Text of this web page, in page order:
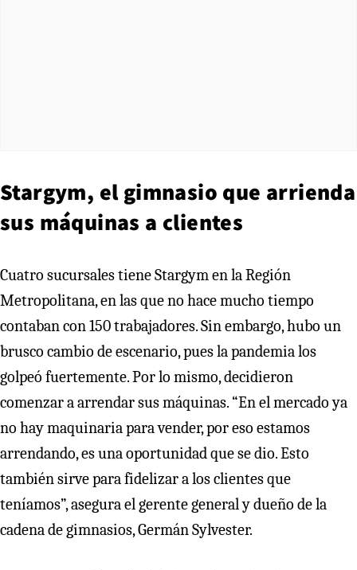
Stargym, el gimnasio que arrienda
sus máquinas a clientes
Cuatro sucursales tiene Stargym en la Región
Metropolitana, en las que no hace mucho tiempo
contaban con 150 trabajadores. Sin embargo, hubo un
brusco cambio de escenario, pues la pandemia los
golpeó fuertemente. Por lo mismo, decidieron
comenzar a arrendar sus máquinas. “En el mercado ya
no hay maquinaria para vender, por eso estamos
arrendando, es una oportunidad que se dio. Esto
también sirve para fidelizar a los clientes que
teníamos”, asegura el gerente general y dueño de la
cadena de gimnasios, Germán Sylvester.